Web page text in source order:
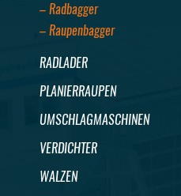
– Radbagger
– Raupenbagger
RADLADER
PLANIERRAUPEN
UMSCHLAGMASCHINEN
VERDICHTER
WALZEN